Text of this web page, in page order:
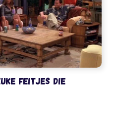
feitjes die